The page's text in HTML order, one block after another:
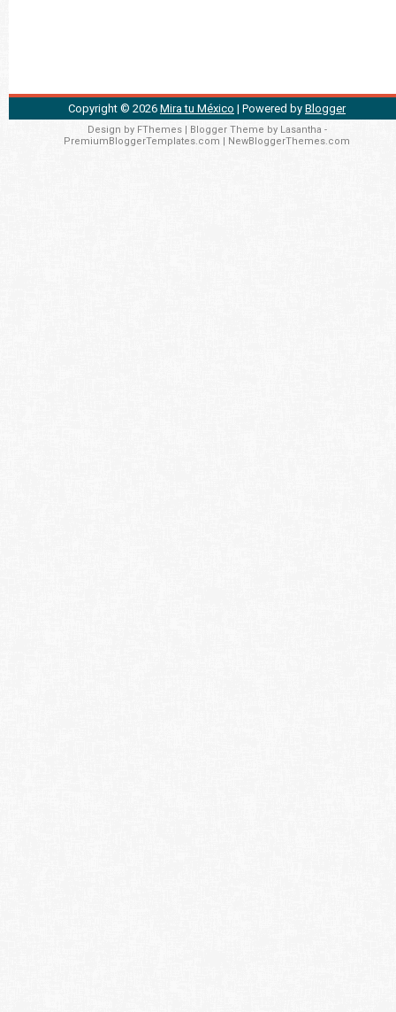
Copyright © 2026 Mira tu México | Powered by Blogger
Design by FThemes| Blogger Theme by Lasantha -
PremiumBloggerTemplates.com
NewBloggerThemes.com